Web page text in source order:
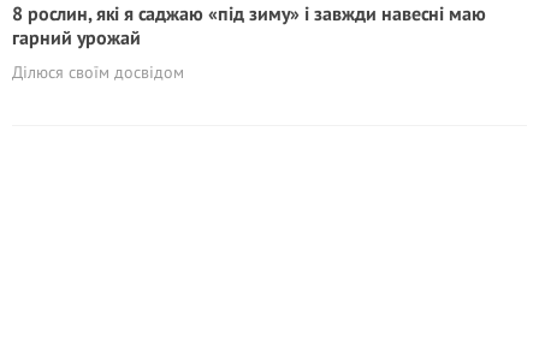
8 рослин, які я саджаю «під зиму» і завжди навесні маю
гарний урожай
Ділюся своїм досвідом